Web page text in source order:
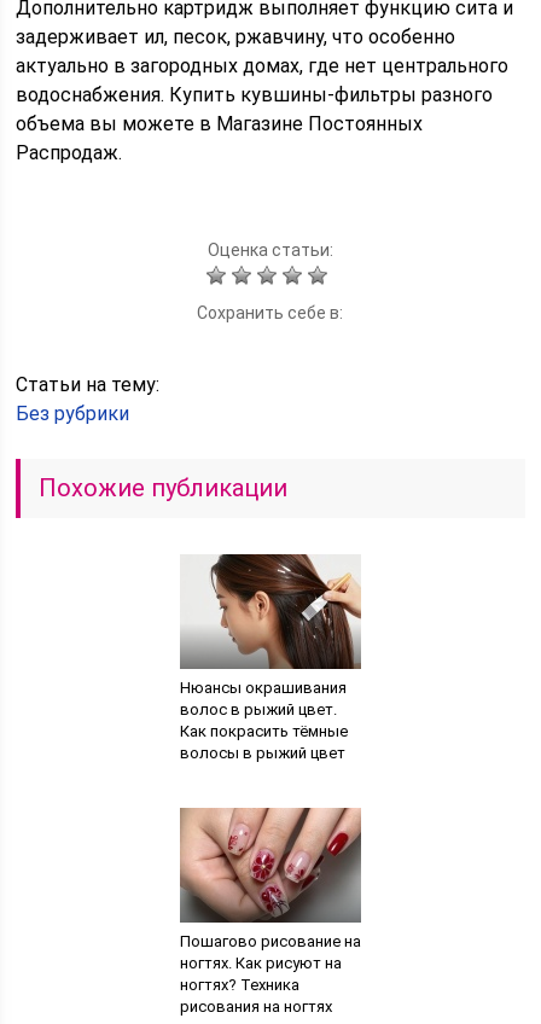
Дополнительно картридж выполняет функцию сита и
задерживает ил, песок, ржавчину, что особенно
актуально в загородных домах, где нет центрального
водоснабжения. Купить кувшины-фильтры разного
объема вы можете в Магазине Постоянных
Распродаж.
Оценка статьи:
Сохранить себе в:
Статьи на тему:
Без рубрики
Похожие публикации
Нюансы окрашивания
волос в рыжий цвет.
Как покрасить тёмные
волосы в рыжий цвет
Пошагово рисование на
ногтях. Как рисуют на
ногтях? Техника
рисования на ногтях